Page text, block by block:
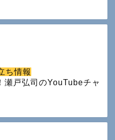
ち情報
瀬戸弘司のYouTubeチャ